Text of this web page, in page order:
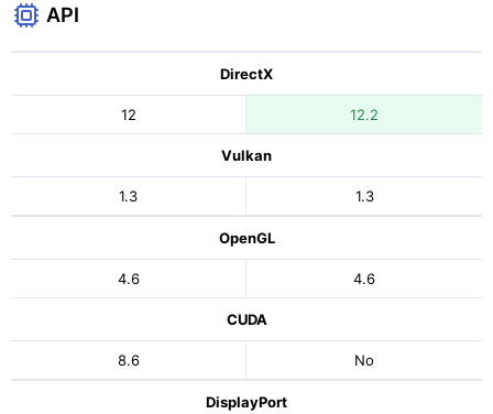
API
DirectX
12 12.2
Vulkan
1.3 1.3
OpenGL
4.6 4.6
CUDA
8.6 No
DisplayPort